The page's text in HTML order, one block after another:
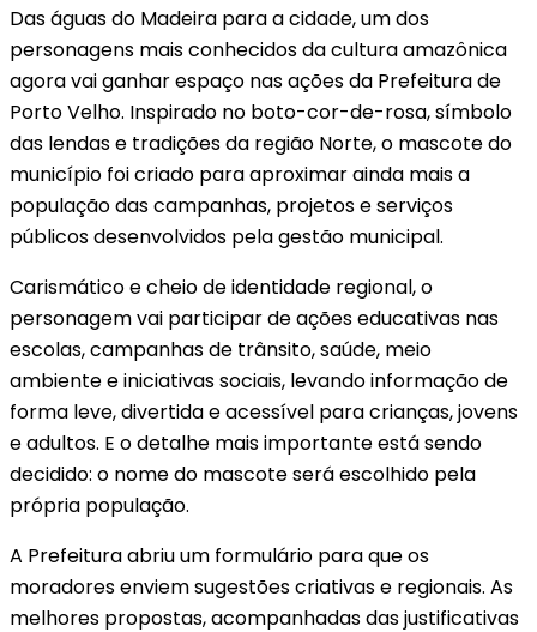
Das águas do Madeira para a cidade, um dos
personagens mais conhecidos da cultura amazônica
agora vai ganhar espaço nas ações da Prefeitura de
Porto Velho. Inspirado no boto-cor-de-rosa, símbolo
das lendas e tradições da região Norte, o mascote do
município foi criado para aproximar ainda mais a
população das campanhas, projetos e serviços
públicos desenvolvidos pela gestão municipal.
Carismático e cheio de identidade regional, o
personagem vai participar de ações educativas nas
escolas, campanhas de trânsito, saúde, meio
ambiente e iniciativas sociais, levando informação de
forma leve, divertida e acessível para crianças, jovens
e adultos. E o detalhe mais importante está sendo
decidido: o nome do mascote será escolhido pela
própria população.
A Prefeitura abriu um formulário para que os
moradores enviem sugestões criativas e regionais. As
melhores propostas, acompanhadas das justificativas